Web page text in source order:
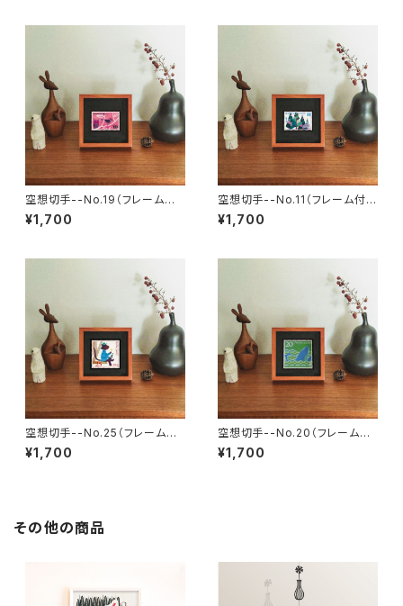
空想切手--No.19（フレーム付、
切手風プチアート）
¥1,700
空想切手--No.11（フレーム付、
切手風プチアート）
¥1,700
空想切手--No.25（フレーム付、
切手風プチアート）
¥1,700
空想切手--No.20（フレーム付、
切手風プチアート）
¥1,700
その他の商品